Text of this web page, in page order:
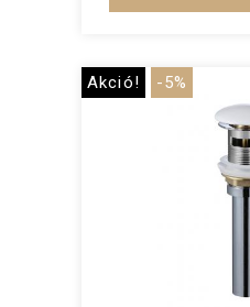
Akció! -5%